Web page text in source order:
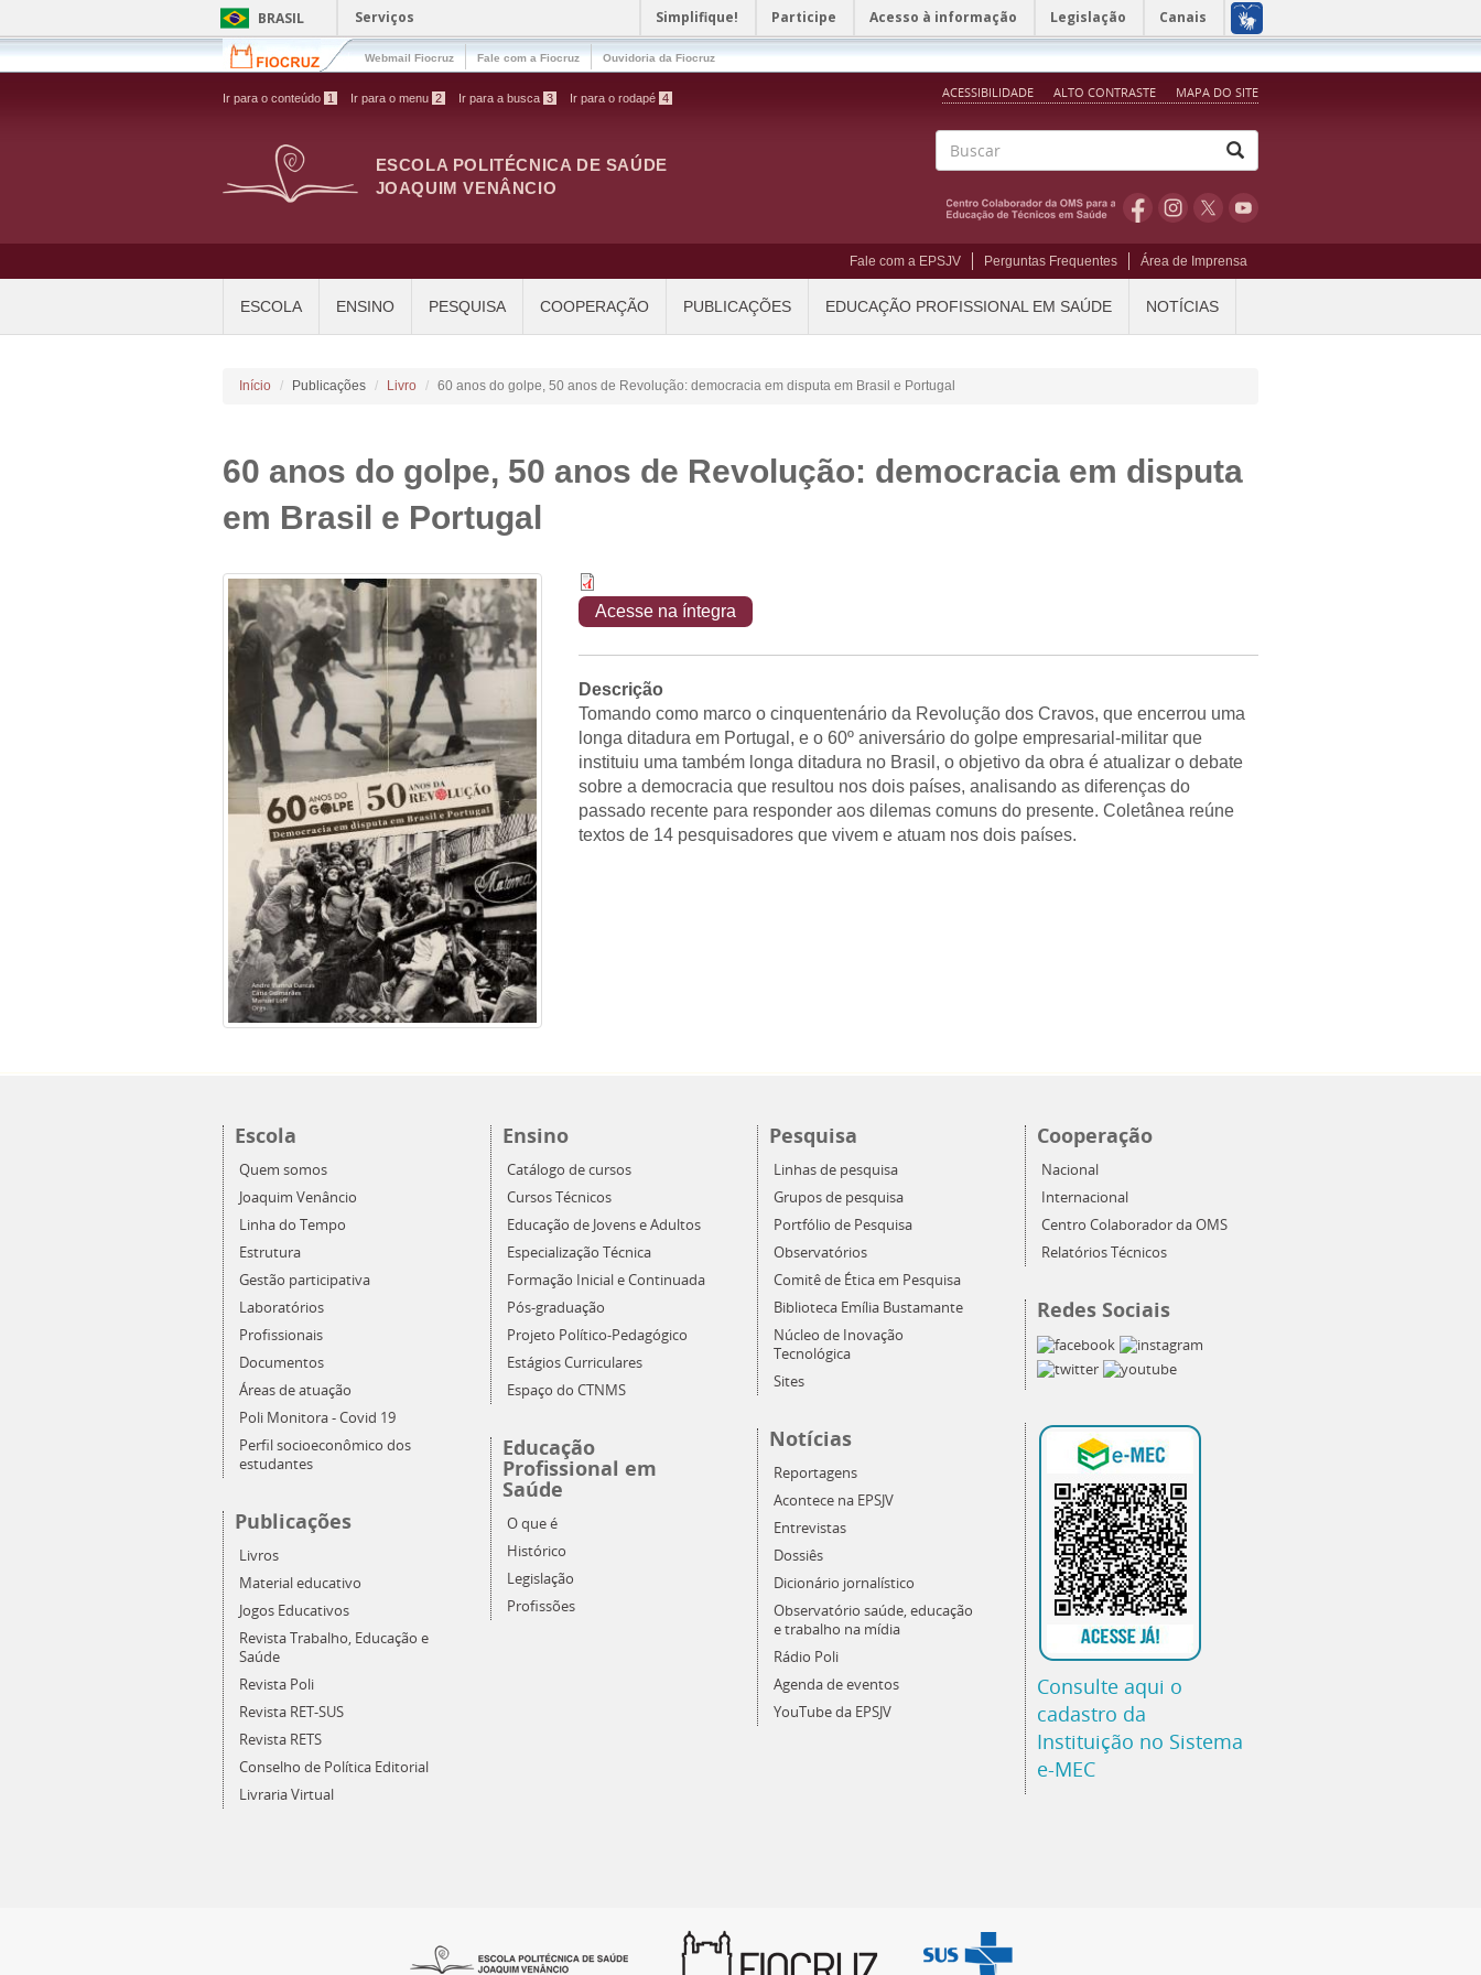
Pular para o conteúdo principal BRASIL Serviços Simplifique! Participe Acesso à informação Legislação Canais
Webmail Fiocruz Fale com a Fiocruz Ouvidoria da Fiocruz
Ir para o conteúdo 1 Ir para o menu 2 Ir para a busca 3 Ir para o rodapé 4 ACESSIBILIDADE ALTO CONTRASTE MAPA DO SITE
ESCOLA POLITÉCNICA DE SAÚDE
JOAQUIM VENÂNCIO
Fale com a EPSJV Perguntas Frequentes Área de Imprensa
ESCOLA ENSINO PESQUISA COOPERAÇÃO PUBLICAÇÕES EDUCAÇÃO PROFISSIONAL EM SAÚDE NOTÍCIAS
Início Publicações Livro 60 anos do golpe, 50 anos de Revolução: democracia em disputa em Brasil e Portugal
60 anos do golpe, 50 anos de Revolução: democracia em disputa
em Brasil e Portugal
Acesse na íntegra
Descrição
Tomando como marco o cinquentenário da Revolução dos Cravos, que encerrou uma
longa ditadura em Portugal, e o 60º aniversário do golpe empresarial-militar que
instituiu uma também longa ditadura no Brasil, o objetivo da obra é atualizar o debate
sobre a democracia que resultou nos dois países, analisando as diferenças do
passado recente para responder aos dilemas comuns do presente. Coletânea reúne
textos de 14 pesquisadores que vivem e atuam nos dois países.
Escola
Quem somos
Joaquim Venâncio
Linha do Tempo
Estrutura
Gestão participativa
Laboratórios
Profissionais
Documentos
Áreas de atuação
Poli Monitora - Covid 19
Perfil socioeconômico dos
estudantes
Publicações
Livros
Material educativo
Jogos Educativos
Revista Trabalho, Educação e
Saúde
Revista Poli
Revista RET-SUS
Revista RETS
Conselho de Política Editorial
Livraria Virtual
Ensino
Catálogo de cursos
Cursos Técnicos
Educação de Jovens e Adultos
Especialização Técnica
Formação Inicial e Continuada
Pós-graduação
Projeto Político-Pedagógico
Estágios Curriculares
Espaço do CTNMS
Educação
Profissional em
Saúde
O que é
Histórico
Legislação
Profissões
Pesquisa
Linhas de pesquisa
Grupos de pesquisa
Portfólio de Pesquisa
Observatórios
Comitê de Ética em Pesquisa
Biblioteca Emília Bustamante
Núcleo de Inovação
Tecnológica
Sites
Notícias
Reportagens
Acontece na EPSJV
Entrevistas
Dossiês
Dicionário jornalístico
Observatório saúde, educação
e trabalho na mídia
Rádio Poli
Agenda de eventos
YouTube da EPSJV
Cooperação
Nacional
Internacional
Centro Colaborador da OMS
Relatórios Técnicos
Redes Sociais
Consulte aqui o
cadastro da
Instituição no Sistema
e-MEC